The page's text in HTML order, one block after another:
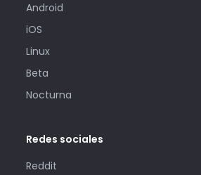
Android
iOS
Linux
Beta
Nocturna
Redes sociales
Reddit